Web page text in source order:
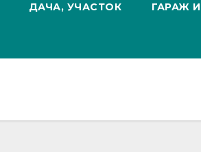
ДАЧА, УЧАСТОК ГАРАЖ